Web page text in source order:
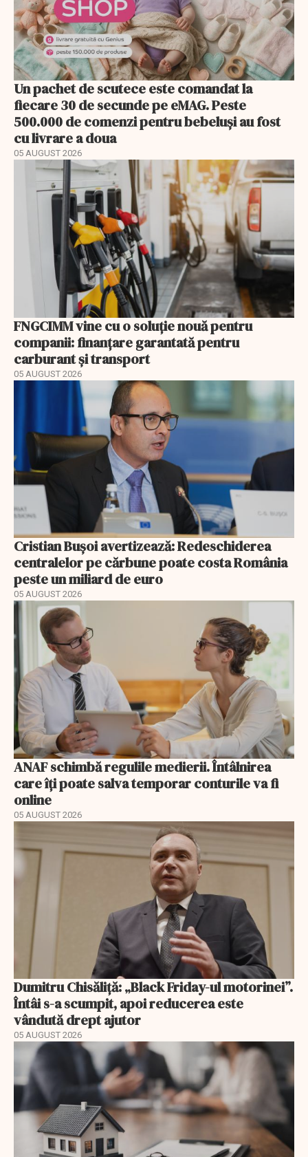
Un pachet de scutece este comandat la
fiecare 30 de secunde pe eMAG. Peste
500.000 de comenzi pentru bebeluși au fost
cu livrare a doua
05 AUGUST 2026
FNGCIMM vine cu o soluție nouă pentru
companii: finanțare garantată pentru
carburant și transport
05 AUGUST 2026
Cristian Bușoi avertizează: Redeschiderea
centralelor pe cărbune poate costa România
peste un miliard de euro
05 AUGUST 2026
ANAF schimbă regulile medierii. Întâlnirea
care îți poate salva temporar conturile va fi
online
05 AUGUST 2026
Dumitru Chisăliță: „Black Friday-ul motorinei”.
Întâi s-a scumpit, apoi reducerea este
vândută drept ajutor
05 AUGUST 2026